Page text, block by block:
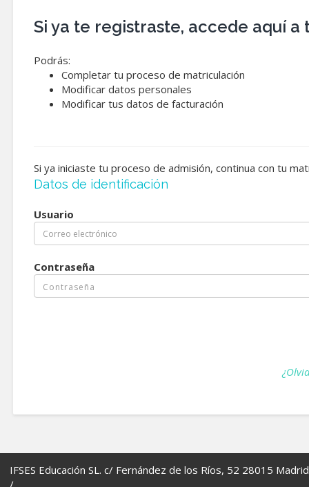
Si ya te registraste, accede aquí a
Podrás:
Completar tu proceso de matriculación
Modificar datos personales
Modificar tus datos de facturación
Si ya iniciaste tu proceso de admisión, continua con tu
Datos de identificación
Usuario
Contraseña
IFSES Educación SL. c/ Fernández de los Ríos, 52 28015